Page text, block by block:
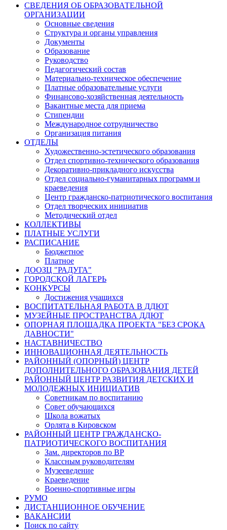
СВЕДЕНИЯ ОБ ОБРАЗОВАТЕЛЬНОЙ
ОРГАНИЗАЦИИ
Основные сведения
Структура и органы управления
Документы
Образование
Руководство
Педагогический состав
Материально-техническое обеспечение
Платные образовательные услуги
Финансово-хозяйственная деятельность
Вакантные места для приема
Стипендии
Международное сотрудничество
Организация питания
ОТДЕЛЫ
Художественно-эстетического образования
Отдел спортивно-технического образования
Декоративно-прикладного искусства
Отдел социально-гуманитарных программ и
краеведения
Центр гражданско-патриотического воспитания
Отдел творческих инициатив
Методический отдел
КОЛЛЕКТИВЫ
ПЛАТНЫЕ УСЛУГИ
РАСПИСАНИЕ
Бюджетное
Платное
ДООЗЦ "РАДУГА"
ГОРОДСКОЙ ЛАГЕРЬ
КОНКУРСЫ
Достижения учащихся
ВОСПИТАТЕЛЬНАЯ РАБОТА В ДДЮТ
МУЗЕЙНЫЕ ПРОСТРАНСТВА ДДЮТ
ОПОРНАЯ ПЛОЩАДКА ПРОЕКТА "БЕЗ СРОКА
ДАВНОСТИ"
НАСТАВНИЧЕСТВО
ИННОВАЦИОННАЯ ДЕЯТЕЛЬНОСТЬ
РАЙОННЫЙ (ОПОРНЫЙ) ЦЕНТР
ДОПОЛНИТЕЛЬНОГО ОБРАЗОВАНИЯ ДЕТЕЙ
РАЙОННЫЙ ЦЕНТР РАЗВИТИЯ ДЕТСКИХ И
МОЛОДЕЖНЫХ ИНИЦИАТИВ
Советникам по воспитанию
Совет обучающихся
Школа вожатых
Орлята в Кировском
РАЙОННЫЙ ЦЕНТР ГРАЖДАНСКО-
ПАТРИОТИЧЕСКОГО ВОСПИТАНИЯ
Зам. директоров по ВР
Классным руководителям
Музееведение
Краеведение
Военно-спортивные игры
РУМО
ДИСТАНЦИОННОЕ ОБУЧЕНИЕ
ВАКАНСИИ
Поиск по сайту